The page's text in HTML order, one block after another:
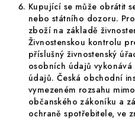
Kupující se může obrátit
nebo státního dozoru.
zboží na základě
Živnostenskou kontrolu
příslušný živnostenský
osobních údajů
údajů. Česká obchodní
vymezeném rozsahu
občanského zákoníku a
ochraně spotřebitele, ve